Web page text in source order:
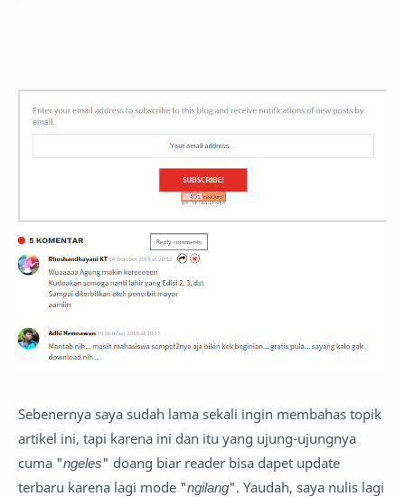
Sebenernya saya sudah lama sekali ingin membahas topik
artikel ini, tapi karena ini dan itu yang ujung-ujungnya
cuma "ngeles" doang biar reader bisa dapet update
terbaru karena lagi mode "ngilang". Yaudah, saya nulis lagi